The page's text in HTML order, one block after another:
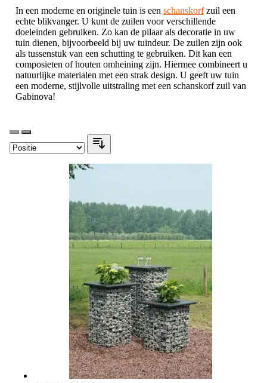
In een moderne en originele tuin is een schanskorfzuil een
echte blikvanger. U kunt de zuilen voor verschillende
doeleinden gebruiken. Zo kan de pilaar als decoratie in uw
tuin dienen, bijvoorbeeld bij uw tuindeur. De zuilen zijn ook
als tussenstuk van een schutting te gebruiken. Dit kan een
composieten of houten omheining zijn. Hiermee combineert u
natuurlijke materialen met een strak design. U geeft uw tuin
een moderne, stijlvolle uitstraling met een schanskorf zuil van
Gabinova!